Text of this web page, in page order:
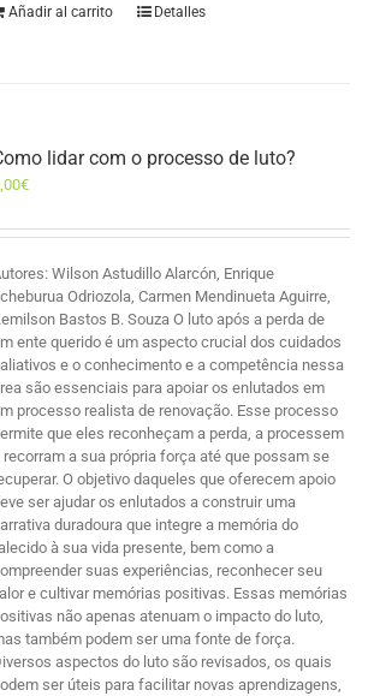
Añadir al carrito Detalles
lidar com o processo de luto?
€
Wilson Astudillo Alarcón, Enrique
Odriozola, Carmen Mendinueta Aguirre,
Bastos B. Souza O luto após a perda de
ente querido é um aspecto crucial dos cuidados
e o conhecimento e a competência nessa
são essenciais para apoiar os enlutados em
processo realista de renovação. Esse processo
que eles reconheçam a perda, a processem
recorram a sua própria força até que possam se
O objetivo daqueles que oferecem apoio
ser ajudar os enlutados a construir uma
duradoura que integre a memória do
à sua vida presente, bem como a
suas experiências, reconhecer seu
e cultivar memórias positivas. Essas memórias
não apenas atenuam o impacto do luto,
também podem ser uma fonte de força.
aspectos do luto são revisados, os quais
ser úteis para facilitar novas aprendizagens,